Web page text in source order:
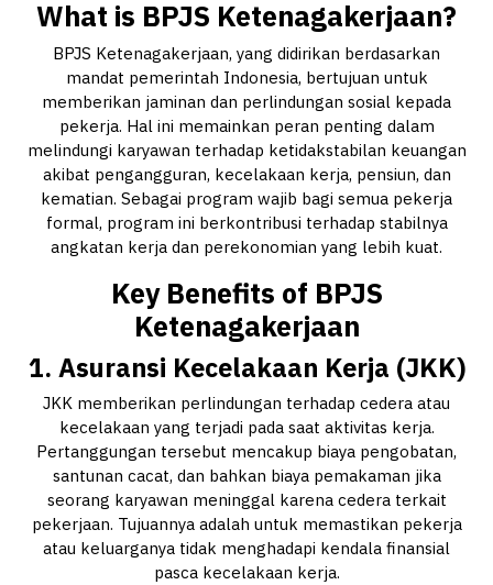
What is BPJS Ketenagakerjaan?
BPJS Ketenagakerjaan, yang didirikan berdasarkan
mandat pemerintah Indonesia, bertujuan untuk
memberikan jaminan dan perlindungan sosial kepada
pekerja. Hal ini memainkan peran penting dalam
melindungi karyawan terhadap ketidakstabilan keuangan
akibat pengangguran, kecelakaan kerja, pensiun, dan
kematian. Sebagai program wajib bagi semua pekerja
formal, program ini berkontribusi terhadap stabilnya
angkatan kerja dan perekonomian yang lebih kuat.
Key Benefits of BPJS
Ketenagakerjaan
1. Asuransi Kecelakaan Kerja (JKK)
JKK memberikan perlindungan terhadap cedera atau
kecelakaan yang terjadi pada saat aktivitas kerja.
Pertanggungan tersebut mencakup biaya pengobatan,
santunan cacat, dan bahkan biaya pemakaman jika
seorang karyawan meninggal karena cedera terkait
pekerjaan. Tujuannya adalah untuk memastikan pekerja
atau keluarganya tidak menghadapi kendala finansial
pasca kecelakaan kerja.